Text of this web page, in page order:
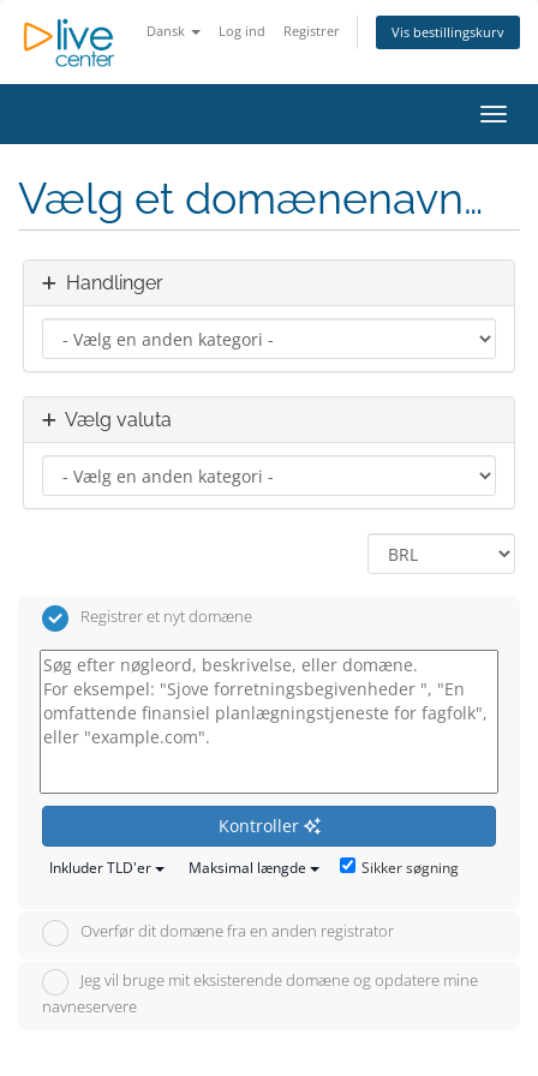
Dansk Log ind Registrer Vis bestillingskurv
Skift
Vælg et domænenavn…
Handlinger
Vælg valuta
Registrer et nyt domæne
Kontroller
Inkluder TLD'er Maksimal længde Sikker søgning
Overfør dit domæne fra en anden registrator
Jeg vil bruge mit eksisterende domæne og opdatere mine
navneservere